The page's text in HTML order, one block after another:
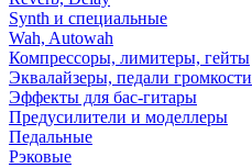
Synth и специальные
Wah, Autowah
Компрессоры, лимитеры, гейты
Эквалайзеры, педали громкости
Эффекты для бас-гитары
Предусилители и моделлеры
Педальные
Рэковые